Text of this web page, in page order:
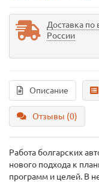
Доставка по
России
Описание
Отзывы (0)
Работа болгарских
нового подхода к
программ и целей. В